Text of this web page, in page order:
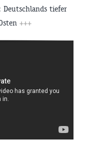
tiefer
+++